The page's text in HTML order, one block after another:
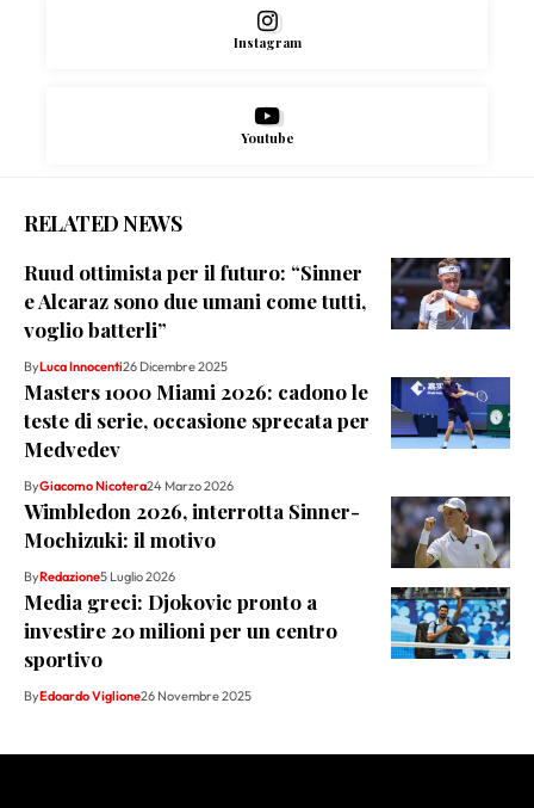
Instagram
Youtube
RELATED NEWS
Ruud ottimista per il futuro: “Sinner
e Alcaraz sono due umani come tutti,
voglio batterli”
ByLuca Innocenti26 Dicembre 2025
Masters 1000 Miami 2026: cadono le
teste di serie, occasione sprecata per
Medvedev
ByGiacomo Nicotera24 Marzo 2026
Wimbledon 2026, interrotta Sinner-
Mochizuki: il motivo
ByRedazione5 Luglio 2026
Media greci: Djokovic pronto a
investire 20 milioni per un centro
sportivo
ByEdoardo Viglione26 Novembre 2025